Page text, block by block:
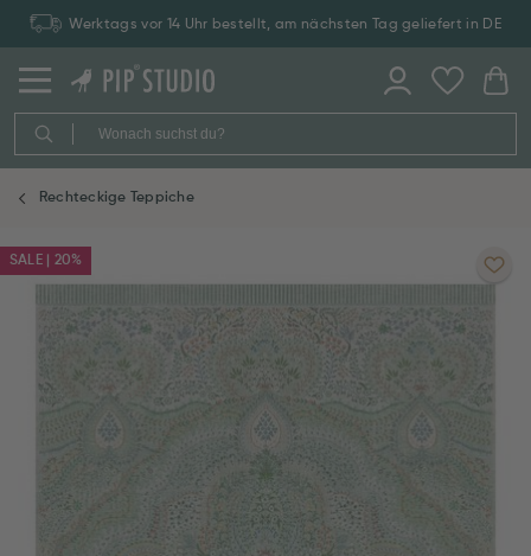
Werktags vor 14 Uhr bestellt, am nächsten Tag geliefert in DE
Rechteckige Teppiche
SALE | 20%